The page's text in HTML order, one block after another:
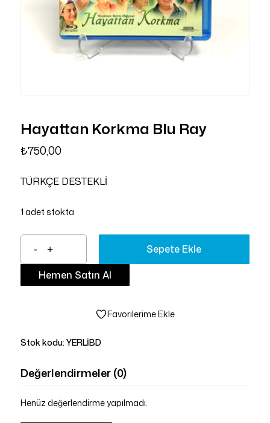
Hayattan Korkma Blu Ray
₺750,00
TÜRKÇE DESTEKLİ
1 adet stokta
Sepete Ekle
Hemen Satın Al
Favorilerime Ekle
Stok kodu: YERLİBD
Değerlendirmeler (0)
Henüz değerlendirme yapılmadı.